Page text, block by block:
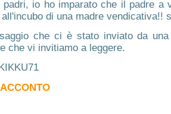
padri, io ho imparato che il padre
all'incubo di una madre vendicativa!!
che ci è stato inviato da
che vi invitiamo a leggere.